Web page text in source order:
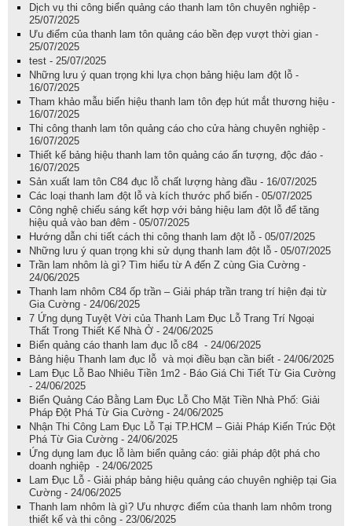
Dịch vụ thi công biển quảng cáo thanh lam tôn chuyên nghiệp -
25/07/2025
Ưu điểm của thanh lam tôn quảng cáo bền đẹp vượt thời gian -
25/07/2025
test - 25/07/2025
Những lưu ý quan trọng khi lựa chọn bảng hiệu lam đột lỗ -
16/07/2025
Tham khảo mẫu biển hiệu thanh lam tôn đẹp hút mắt thương hiệu -
16/07/2025
Thi công thanh lam tôn quảng cáo cho cửa hàng chuyên nghiệp -
16/07/2025
Thiết kế bảng hiệu thanh lam tôn quảng cáo ấn tượng, độc đáo -
16/07/2025
Sản xuất lam tôn C84 đục lỗ chất lượng hàng đầu - 16/07/2025
Các loại thanh lam đột lỗ và kích thước phổ biến - 05/07/2025
Công nghệ chiếu sáng kết hợp với bảng hiệu lam đột lỗ để tăng
hiệu quả vào ban đêm - 05/07/2025
Hướng dẫn chi tiết cách thi công thanh lam đột lỗ - 05/07/2025
Những lưu ý quan trọng khi sử dụng thanh lam đột lỗ - 05/07/2025
Trần lam nhôm là gì? Tìm hiểu từ A đến Z cùng Gia Cường -
24/06/2025
Thanh lam nhôm C84 ốp trần – Giải pháp trần trang trí hiện đại từ
Gia Cường - 24/06/2025
7 Ứng dụng Tuyệt Vời của Thanh Lam Đục Lỗ Trang Trí Ngoại
Thất Trong Thiết Kế Nhà Ở - 24/06/2025
Biển quảng cáo thanh lam đục lỗ c84 - 24/06/2025
Bảng hiệu Thanh lam đục lỗ và mọi điều bạn cần biết - 24/06/2025
Lam Đục Lỗ Bao Nhiêu Tiền 1m2 - Báo Giá Chi Tiết Từ Gia Cường
- 24/06/2025
Biển Quảng Cáo Bằng Lam Đục Lỗ Cho Mặt Tiền Nhà Phố: Giải
Pháp Đột Phá Từ Gia Cường - 24/06/2025
Nhận Thi Công Lam Đục Lỗ Tại TP.HCM – Giải Pháp Kiến Trúc Đột
Phá Từ Gia Cường - 24/06/2025
Ứng dụng lam đục lỗ làm biển quảng cáo: giải pháp đột phá cho
doanh nghiệp - 24/06/2025
Lam Đục Lỗ - Giải pháp bảng hiệu quảng cáo chuyên nghiệp tại Gia
Cường - 24/06/2025
Thanh lam nhôm là gì? Ưu nhược điểm của thanh lam nhôm trong
thiết kế và thi công - 23/06/2025